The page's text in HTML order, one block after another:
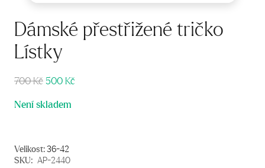
Dámské přestřižené tričko
Lístky
700Kč Původní
byla:
500 Kč
Není skladem
Velikost:36-42
SKU: AP-2440